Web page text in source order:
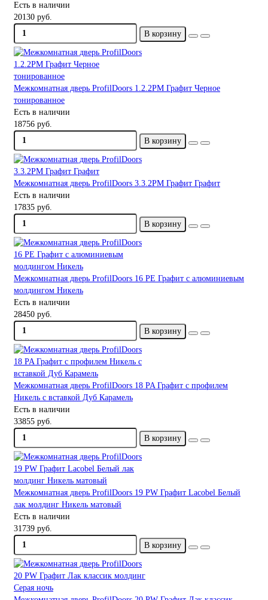
Есть в наличии
20130 руб.
В корзину
Межкомнатная дверь ProfilDoors 1.2.2PM Графит Черное
тонированное
Есть в наличии
18756 руб.
В корзину
Межкомнатная дверь ProfilDoors 3.3.2PM Графит Графит
Есть в наличии
17835 руб.
В корзину
Межкомнатная дверь ProfilDoors 16 PE Графит с алюминиевым
молдингом Никель
Есть в наличии
28450 руб.
В корзину
Межкомнатная дверь ProfilDoors 18 PA Графит с профилем
Никель с вставкой Дуб Карамель
Есть в наличии
33855 руб.
В корзину
Межкомнатная дверь ProfilDoors 19 PW Графит Lacobel Белый
лак молдинг Никель матовый
Есть в наличии
31739 руб.
В корзину